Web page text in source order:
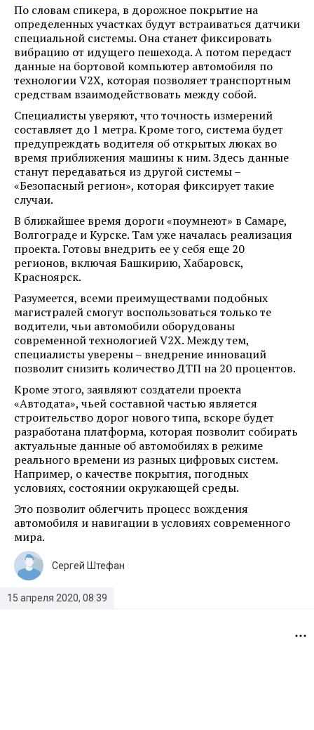
По словам спикера, в дорожное покрытие на
определенных участках будут встраиваться датчики
специальной системы. Она станет фиксировать
вибрацию от идущего пешехода. А потом передаст
данные на бортовой компьютер автомобиля по
технологии V2X, которая позволяет транспортным
средствам взаимодействовать между собой.
Специалисты уверяют, что точность измерений
составляет до 1 метра. Кроме того, система будет
предупреждать водителя об открытых люках во
время приближения машины к ним. Здесь данные
станут передаваться из другой системы –
«Безопасный регион», которая фиксирует такие
случаи.
В ближайшее время дороги «поумнеют» в Самаре,
Волгограде и Курске. Там уже началась реализация
проекта. Готовы внедрить ее у себя еще 20
регионов, включая Башкирию, Хабаровск,
Красноярск.
Разумеется, всеми преимуществами подобных
магистралей смогут воспользоваться только те
водители, чьи автомобили оборудованы
современной технологией V2X. Между тем,
специалисты уверены – внедрение инноваций
позволит снизить количество ДТП на 20 процентов.
Кроме этого, заявляют создатели проекта
«Автодата», чьей составной частью является
строительство дорог нового типа, вскоре будет
разработана платформа, которая позволит собирать
актуальные данные об автомобилях в режиме
реального времени из разных цифровых систем.
Например, о качестве покрытия, погодных
условиях, состоянии окружающей среды.
Это позволит облегчить процесс вождения
автомобиля и навигации в условиях современного
мира.
15 апреля 2020, 08:39
Сергей Штефан